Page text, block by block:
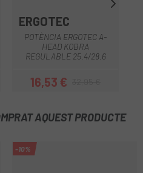
ERGOTEC
POTÈNCIA ERGOTEC A-
HEAD KOBRA
REGULABLE 25.4/28.6
Preu
16,53 €Preu regular
AQUEST PRODUCTE
-10%